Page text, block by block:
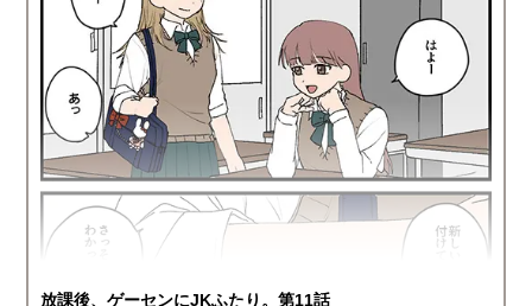
放課後、ゲーセンにJKふたり。第11話